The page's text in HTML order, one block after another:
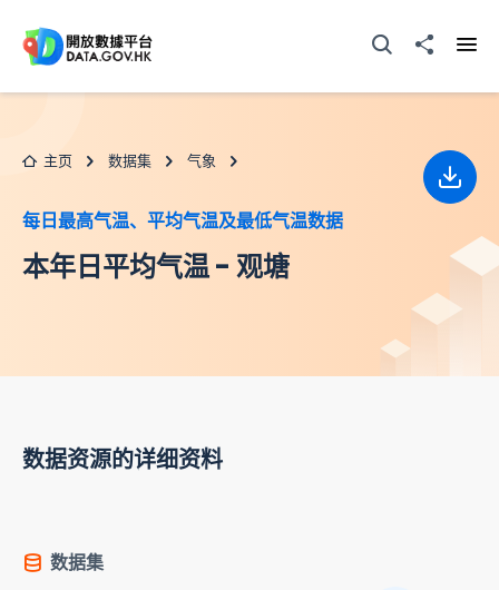
打开搜寻器分享至
主页 数据集 气象
每日最高气温、平均气温及最低气温数据
本年日平均气温 - 观塘
下载
数据资源的详细资料
数据集